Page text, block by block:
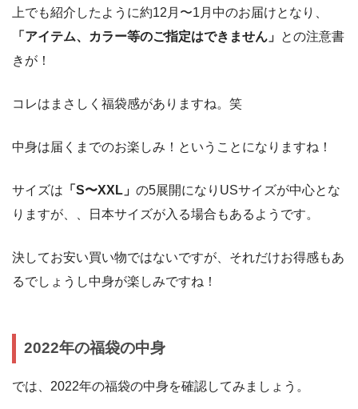
上でも紹介したように約12月〜1月中のお届けとなり、
「アイテム、カラー等のご指定はできません」 との注意書
きが！
コレはまさしく福袋感がありますね。笑
中身は届くまでのお楽しみ！ということになりますね！
サイズは 「S〜XXL」 の5展開になりUSサイズが中心とな
りますが、、日本サイズが入る場合もあるようです。
決してお安い買い物ではないですが、それだけお得感もあ
るでしょうし中身が楽しみですね！
2022年の福袋の中身
では、2022年の福袋の中身を確認してみましょう。